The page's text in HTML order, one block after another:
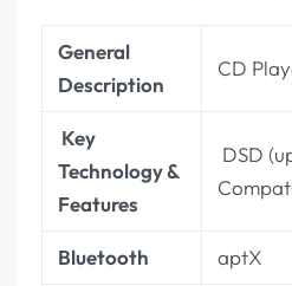
General
Description
CD
Key
Technology &
Features
DSD
Bluetooth aptX